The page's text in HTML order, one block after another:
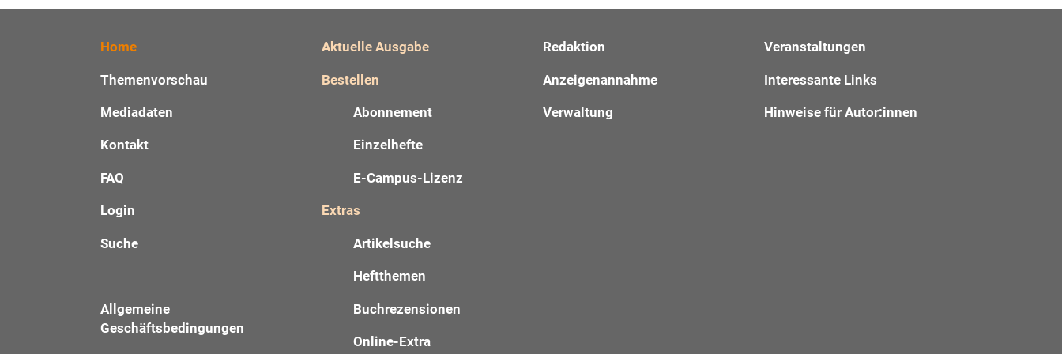
Home
Themenvorschau
Mediadaten
Kontakt
FAQ
Login
Suche
Allgemeine
Geschäftsbedingungen
Aktuelle Ausgabe
Bestellen
Abonnement
Einzelhefte
E-Campus-Lizenz
Extras
Artikelsuche
Heftthemen
Buchrezensionen
Online-Extra
Redaktion
Anzeigenannahme
Verwaltung
Veranstaltungen
Interessante Links
Hinweise für Autor:innen